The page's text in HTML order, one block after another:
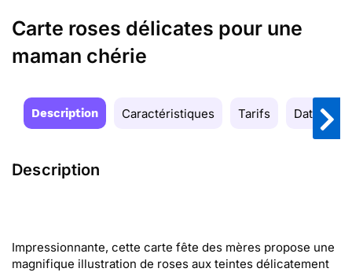
Carte roses délicates pour une
maman chérie
Description Caractéristiques Tarifs Date de
Description
Impressionnante, cette carte fête des mères propose une
magnifique illustration de roses aux teintes délicatement